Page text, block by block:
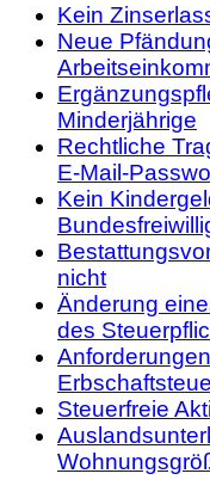
Kein
Neue
Minderjährige
Rechtliche
E-Mail-
Kein
nicht
Änderung
des
Steuerfreie